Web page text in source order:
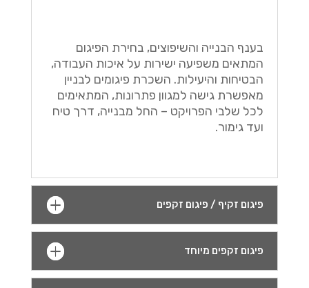
בענף הבנייה והשיפוצים, בחירת הפיגום
המתאים משפיעה ישירות על איכות העבודה,
הבטיחות והיעילות. השכרת פיגומים לבניין
מאפשרת גישה למגוון פתרונות, המתאימים
לכל שלבי הפרויקט – החל מבנייה, דרך טיח
ועד גימור.
פיגום זקיף / פיגום זקפים
פיגום זקפים מיוחד